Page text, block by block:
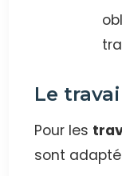
Le
Pour les
sont